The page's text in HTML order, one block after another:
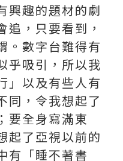
興趣的題材的劇
追，只要看到，
。數字台難得有
乎吸引，所以我
」以及有些人有
同，令我想起了
要全身寫滿東
起了亞視以前的
有「睡不著書